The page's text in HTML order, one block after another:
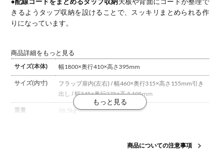
●配線コードをまとめるタップ収納天板や背面にコードが整理で
きるようタップ収納を設けることで、スッキリまとめられる作
りになっています。
商品詳細をもっと見る
サイズ(本体)
幅1800×奥行410×高さ395mm
サイズ(内寸) フラップ扉内(左右) / 幅460×奥行315×高さ155mm引き
出し / 幅345×奥行275×高さ105mm
重量 38.5kg
商品についての注意事項